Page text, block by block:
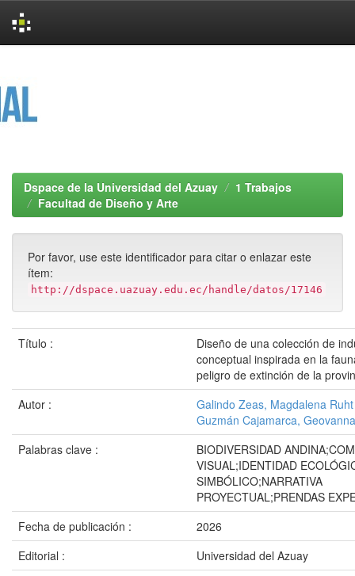
Dspace de la Universidad del Azuay
1 Trabajos
Facultad de Diseño y Arte
Por favor, use este identificador para citar o enlazar este
ítem:
http://dspace.uazuay.edu.ec/handle/datos/17146
Título :
Diseño de una colección de
conceptual inspirada en la
peligro de extinción de la
Autor :
Galindo Zeas, Magdalena Ruht
Guzmán Cajamarca,
Palabras clave :
BIODIVERSIDAD
VISUAL;IDENTIDAD
SIMBÓLICO;NARRATIVA
PROYECTUAL;PRENDAS
Fecha de publicación :
2026
Editorial :
Universidad del Azuay